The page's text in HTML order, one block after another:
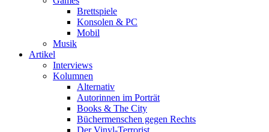
Brettspiele
Konsolen & PC
Mobil
Musik
Artikel
Interviews
Kolumnen
Alternativ
Autorinnen im Porträt
Books & The City
Büchermenschen gegen Rechts
Der Vinyl-Terrorist